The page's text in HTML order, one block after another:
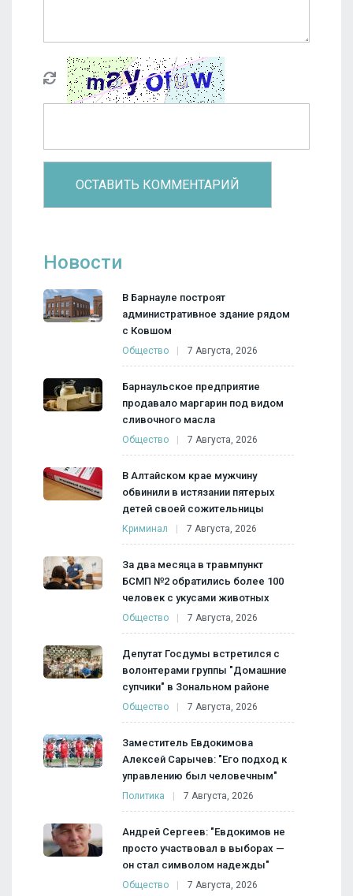
Новости
В Барнауле построят
административное здание рядом
с Ковшом
Общество 7 Августа, 2026
Барнаульское предприятие
продавало маргарин под видом
сливочного масла
Общество 7 Августа, 2026
В Алтайском крае мужчину
обвинили в истязании пятерых
детей своей сожительницы
Криминал 7 Августа, 2026
За два месяца в травмпункт
БСМП №2 обратились более 100
человек с укусами животных
Общество 7 Августа, 2026
Депутат Госдумы встретился с
волонтерами группы "Домашние
супчики" в Зональном районе
Общество 7 Августа, 2026
Заместитель Евдокимова
Алексей Сарычев: "Его подход к
управлению был человечным"
Политика 7 Августа, 2026
Андрей Сергеев: "Евдокимов не
просто участвовал в выборах —
он стал символом надежды"
Общество 7 Августа, 2026